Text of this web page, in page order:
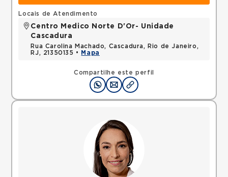
Compartilhe este perfil
Locais de Atendimento
Centro Medico Norte D'Or- Unidade
Cascadura
Rua Carolina Machado, Cascadura, Rio de Janeiro,
RJ, 21350135 •
Mapa